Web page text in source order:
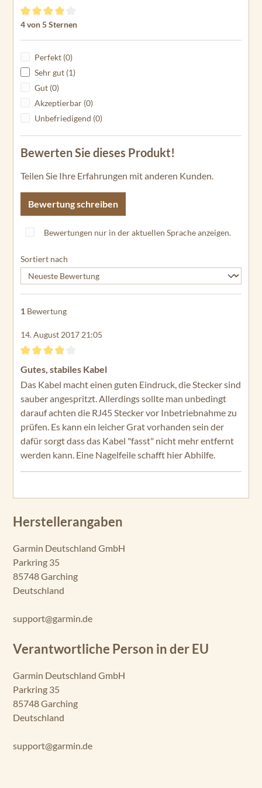
GPSMAP 1223
Touch
GPSMAP 1222xsv
GPSMAP 1223xsv
GPSMAP 4010
GPSMAP 4012
GPSMAP 7407
GPSMAP 7408
GPSMAP 7408xsv
GPSMAP 7410xsv
GPSMAP 7412
GPSMAP 7412xsv
GPSMAP 7416
GPSMAP 7416xsv
GPSMAP 8410
GPSMAP 8410xsv
GPSMAP 8412xsv
GPSMAP 8416
MFD
MFD
GPSMAP 8424
MFD
Durchschnittliche Bewertung von 4 von 5 Sternen
4 von 5 Sternen
Perfekt (0)
Sehr gut (1)
Gut (0)
Akzeptierbar (0)
Unbefriedigend (0)
Bewerten Sie dieses Produkt!
Teilen Sie Ihre Erfahrungen mit anderen Kunden.
Bewertung schreiben
Bewertungen nur in der aktuellen Sprache anzeigen.
Sortiert nach
1 Bewertung
14. August 2017 21:05
Bewertung mit 4 von 5 Sternen
Gutes, stabiles Kabel
Das Kabel macht einen guten Eindruck, die Stecker sind
sauber angespritzt. Allerdings sollte man unbedingt
darauf achten die RJ45 Stecker vor Inbetriebnahme zu
prüfen. Es kann ein leicher Grat vorhanden sein der
dafür sorgt dass das Kabel "fasst" nicht mehr entfernt
werden kann. Eine Nagelfeile schafft hier Abhilfe.
Herstellerangaben
Garmin Deutschland GmbH
Parkring 35
85748 Garching
Deutschland
support@garmin.de
Verantwortliche Person in der EU
Garmin Deutschland GmbH
Parkring 35
85748 Garching
Deutschland
support@garmin.de